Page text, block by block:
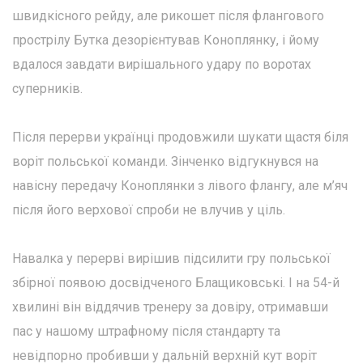
швидкісного рейду, але рикошет після флангового
прострілу Бутка дезорієнтував Коноплянку, і йому
вдалося завдати вирішального удару по воротах
суперників.
Після перерви українці продовжили шукати щастя біля
воріт польської команди. Зінченко відгукнувся на
навісну передачу Коноплянки з лівого флангу, але м’яч
після його верхової спроби не влучив у ціль.
Навалка у перерві вирішив підсилити гру польської
збірної появою досвідченого Блащиковські. І на 54-й
хвилині він віддячив тренеру за довіру, отримавши
пас у нашому штрафному після стандарту та
невідпорно пробивши у дальній верхній кут воріт